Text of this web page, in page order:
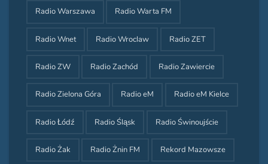
Radio Warszawa Radio Warta FM
Radio Wnet Radio Wroclaw Radio ZET
Radio ZW Radio Zachód Radio Zawiercie
Radio Zielona Góra Radio eM Radio eM Kielce
Radio Łódź Radio Śląsk Radio Świnoujście
Radio Żak Radio Żnin FM Rekord Mazowsze